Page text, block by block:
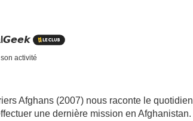
activité
Afghans (2007) nous raconte le quotidien
une dernière mission en Afghanistan.